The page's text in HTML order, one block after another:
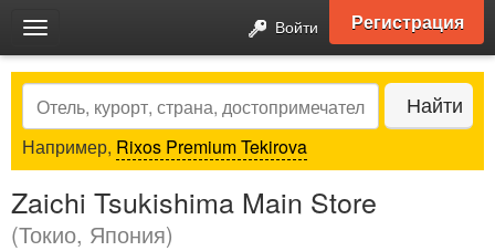
Toggle
navigation
Войти Регистрация
Search Найти
Например, Rixos Premium Tekirova
Zaichi Tsukishima Main Store
(Токио, Япония)